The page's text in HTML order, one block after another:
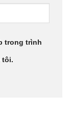
trong trình
tôi.